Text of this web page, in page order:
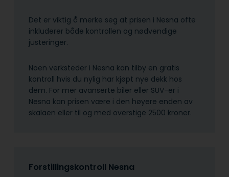
Det er viktig å merke seg at prisen i Nesna ofte
inkluderer både kontrollen og nødvendige
justeringer.
Noen verksteder i Nesna kan tilby en gratis
kontroll hvis du nylig har kjøpt nye dekk hos
dem. For mer avanserte biler eller SUV-er i
Nesna kan prisen være i den høyere enden av
skalaen eller til og med overstige 2500 kroner.
Forstillingskontroll Nesna